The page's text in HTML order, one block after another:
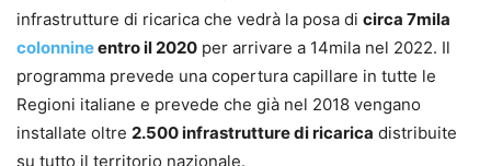
infrastrutture di ricarica che vedrà la posa di circa 7mila
colonnineentro il 2020 per arrivare a 14mila nel 2022. Il
programma prevede una copertura capillare in tutte le
Regioni italiane e prevede che già nel 2018 vengano
installate oltre 2.500 infrastrutture di ricarica distribuite
su tutto il territorio nazionale.